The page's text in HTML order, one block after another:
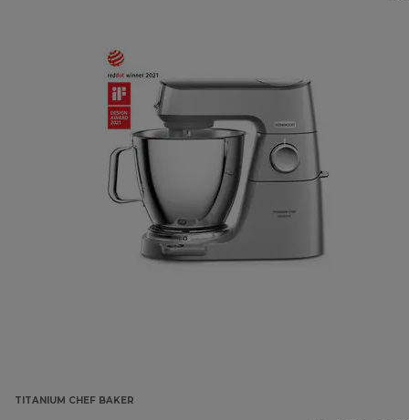
TITANIUM CHEF BAKER